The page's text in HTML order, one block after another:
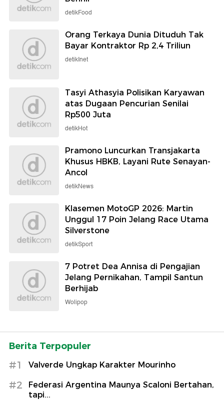
detikFood
Orang Terkaya Dunia Dituduh Tak
Bayar Kontraktor Rp 2,4 Triliun
detikInet
Tasyi Athasyia Polisikan Karyawan
atas Dugaan Pencurian Senilai
Rp500 Juta
detikHot
Pramono Luncurkan Transjakarta
Khusus HBKB, Layani Rute Senayan-
Ancol
detikNews
Klasemen MotoGP 2026: Martin
Unggul 17 Poin Jelang Race Utama
Silverstone
detikSport
7 Potret Dea Annisa di Pengajian
Jelang Pernikahan, Tampil Santun
Berhijab
Wolipop
Berita Terpopuler
#1 Valverde Ungkap Karakter Mourinho
#2
Federasi Argentina Maunya Scaloni Bertahan,
tapi...